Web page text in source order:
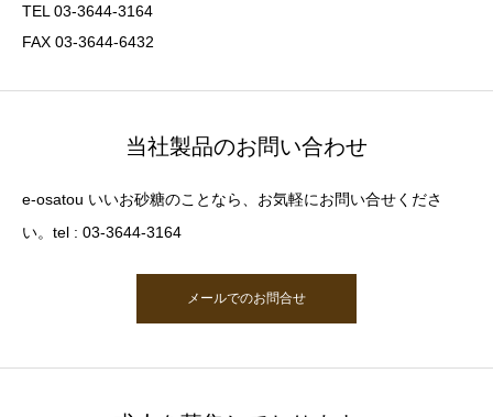
TEL 03-3644-3164
FAX 03-3644-6432
当社製品のお問い合わせ
e-osatou いいお砂糖のことなら、お気軽にお問い合せくださ
い。tel : 03-3644-3164
メールでのお問合せ